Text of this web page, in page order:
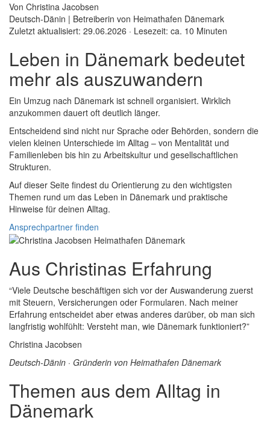
Von Christina Jacobsen
Deutsch-Dänin | Betreiberin von Heimathafen Dänemark
Zuletzt aktualisiert: 29.06.2026 · Lesezeit: ca. 10 Minuten
Leben in Dänemark bedeutet
mehr als auszuwandern​
Ein Umzug nach Dänemark ist schnell organisiert. Wirklich
anzukommen dauert oft deutlich länger.
Entscheidend sind nicht nur Sprache oder Behörden, sondern die
vielen kleinen Unterschiede im Alltag – von Mentalität und
Familienleben bis hin zu Arbeitskultur und gesellschaftlichen
Strukturen.
Auf dieser Seite findest du Orientierung zu den wichtigsten
Themen rund um das Leben in Dänemark und praktische
Hinweise für deinen Alltag.
Ansprechpartner finden
Aus Christinas Erfahrung
“Viele Deutsche beschäftigen sich vor der Auswanderung zuerst
mit Steuern, Versicherungen oder Formularen. Nach meiner
Erfahrung entscheidet aber etwas anderes darüber, ob man sich
langfristig wohlfühlt: Versteht man, wie Dänemark funktioniert?”
Christina Jacobsen
Deutsch-Dänin · Gründerin von Heimathafen Dänemark
Themen aus dem Alltag in
Dänemark